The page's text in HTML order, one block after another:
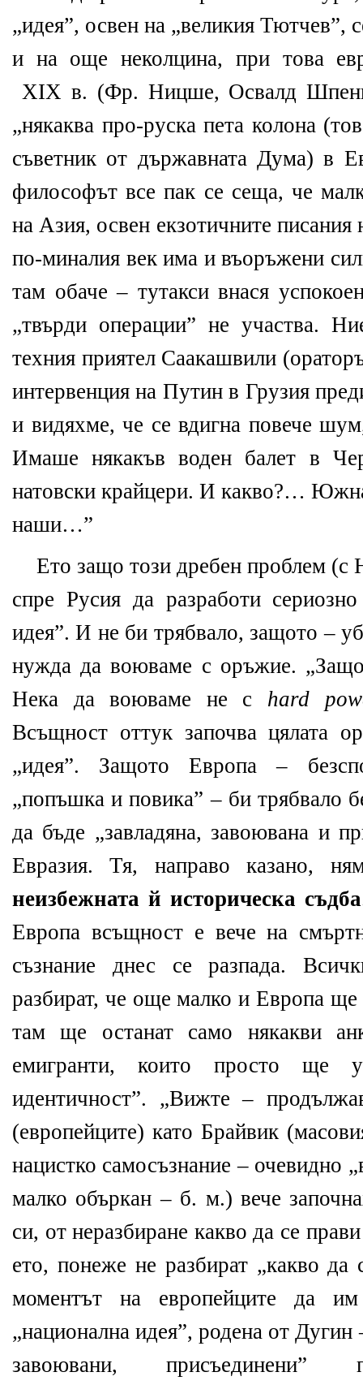
„идея”, освен на „великия Тютчев”,
и на още неколцина, при това
XIX в. (Фр. Ницше, Освалд
„някаква про-руска пета колона
съветник от държавната Дума) в
философът все пак се сеща, че
на Азия, освен екзотичните
по-миналия век има и въоръжени
там обаче – тутакси внася
„твърди операции” не участва.
техния приятел Саакашвили
интервенция на Путин в Грузия
и видяхме, че се вдигна повече
Имаше някакъв воден балет в
натовски крайцери. И какво?…
наши…”
Ето защо този дребен проблем
спре Русия да разработи
идея”. И не би трябвало, защото –
нужда да воюваме с оръжие.
Нека да воюваме не с hard
Всъщност оттук започва цялата
„идея”. Защото Европа –
„попъшка и повика” – би трябвало
да бъде „завладяна, завоювана и
Евразия. Тя, направо казано,
неизбежната й историческа съдба
Европа всъщност е вече на
съзнание днес се разпада.
разбират, че още малко и Европа ще
там ще останат само някакви
емигранти, които просто ще
идентичност”. „Вижте –
(европейците) като Брайвик
нацистко самосъзнание – очевидно
малко объркан – б. м.) вече
си, от неразбиране какво да се
ето, понеже не разбират „какво да
моментът на европейците да
„национална идея”, родена от Дугин
завоювани,